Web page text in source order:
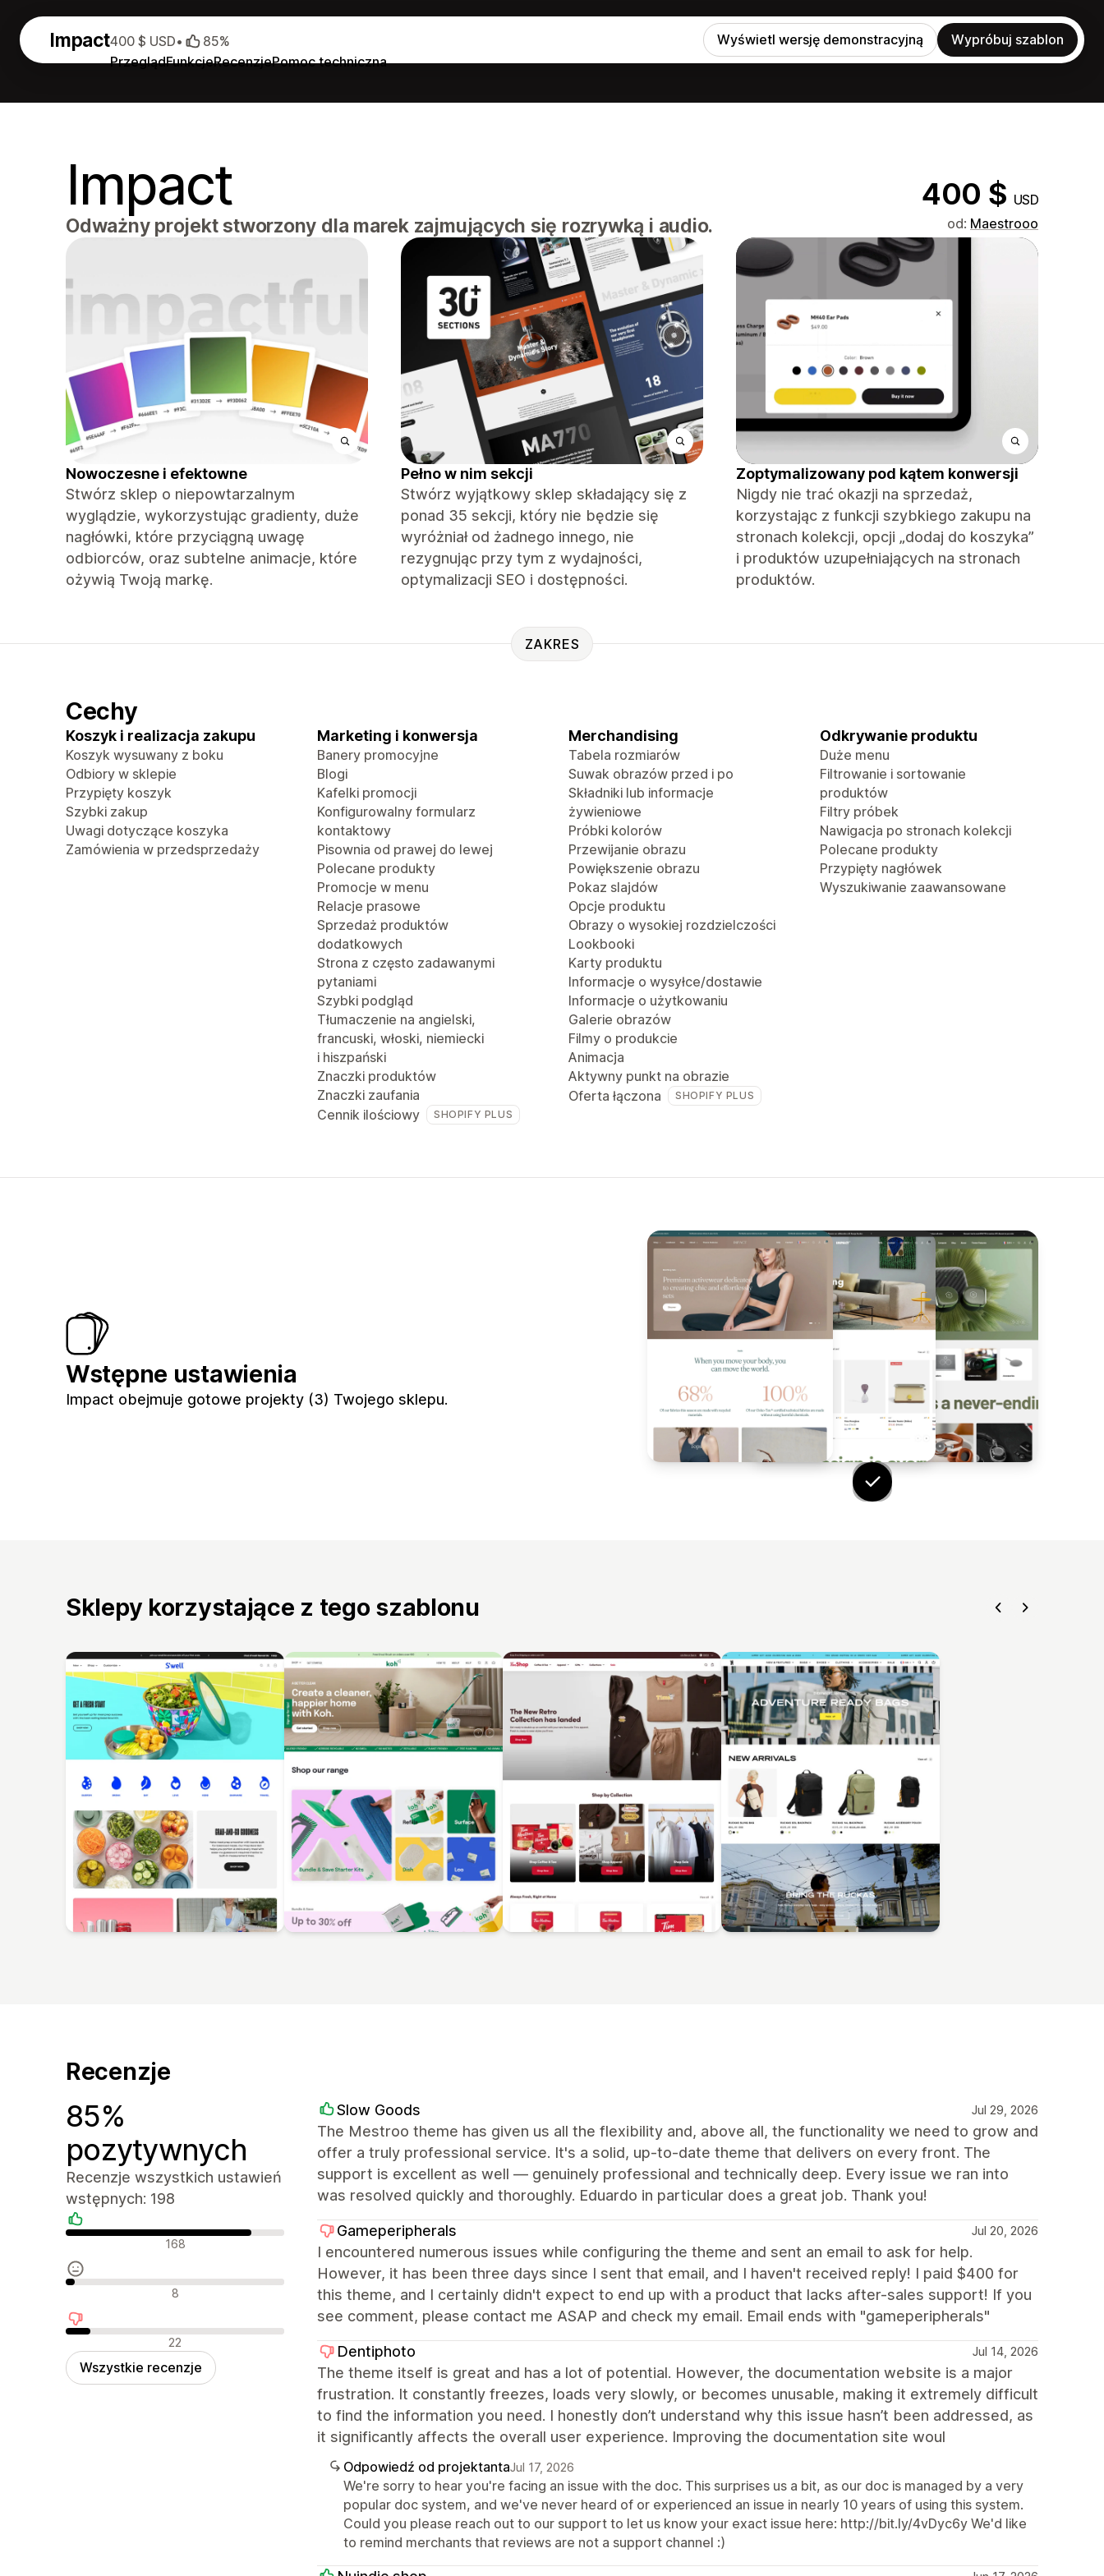
Impact
PrzeglądFunkcjeRecenzjePomoc techniczna
400 $ USD• 85% Wyświetl wersję demonstracyjną Wypróbuj szablon
Impact 400 $ USD
Odważny projekt stworzony dla marek zajmujących się rozrywką i audio. od: Maestrooo
Nowoczesne i efektowne
Stwórz sklep o niepowtarzalnym
wyglądzie, wykorzystując gradienty, duże
nagłówki, które przyciągną uwagę
odbiorców, oraz subtelne animacje, które
ożywią Twoją markę.
Pełno w nim sekcji
Stwórz wyjątkowy sklep składający się z
ponad 35 sekcji, który nie będzie się
wyróżniał od żadnego innego, nie
rezygnując przy tym z wydajności,
optymalizacji SEO i dostępności.
Zoptymalizowany pod kątem konwersji
Nigdy nie trać okazji na sprzedaż,
korzystając z funkcji szybkiego zakupu na
stronach kolekcji, opcji „dodaj do koszyka”
i produktów uzupełniających na stronach
produktów.
ZAKRES
Cechy
Koszyk i realizacja zakupu
Koszyk wysuwany z boku
Odbiory w sklepie
Przypięty koszyk
Szybki zakup
Uwagi dotyczące koszyka
Zamówienia w przedsprzedaży
Marketing i konwersja
Banery promocyjne
Blogi
Kafelki promocji
Konfigurowalny formularz
kontaktowy
Pisownia od prawej do lewej
Polecane produkty
Promocje w menu
Relacje prasowe
Sprzedaż produktów
dodatkowych
Strona z często zadawanymi
pytaniami
Szybki podgląd
Tłumaczenie na angielski,
francuski, włoski, niemiecki
i hiszpański
Znaczki produktów
Znaczki zaufania
Cennik ilościowy
SHOPIFY PLUS
Merchandising
Tabela rozmiarów
Suwak obrazów przed i po
Składniki lub informacje
żywieniowe
Próbki kolorów
Przewijanie obrazu
Powiększenie obrazu
Pokaz slajdów
Opcje produktu
Obrazy o wysokiej rozdzielczości
Lookbooki
Karty produktu
Informacje o wysyłce/dostawie
Informacje o użytkowaniu
Galerie obrazów
Filmy o produkcie
Animacja
Aktywny punkt na obrazie
Oferta łączona
SHOPIFY PLUS
Odkrywanie produktu
Duże menu
Filtrowanie i sortowanie
produktów
Filtry próbek
Nawigacja po stronach kolekcji
Polecane produkty
Przypięty nagłówek
Wyszukiwanie zaawansowane
Wstępne ustawienia
Impact obejmuje gotowe projekty (3) Twojego sklepu.
Sklepy korzystające z tego szablonu
Recenzje
85%
pozytywnych
Recenzje wszystkich ustawień
wstępnych: 198
Pozytywne recenzje
168
Neutralne recenzje
8
Negatywne recenzje
22
Wszystkie recenzje
Slow Goods Jul 29, 2026
The Mestroo theme has given us all the flexibility and, above all, the functionality we need to grow and
offer a truly professional service. It's a solid, up-to-date theme that delivers on every front. The
support is excellent as well — genuinely professional and technically deep. Every issue we ran into
was resolved quickly and thoroughly. Eduardo in particular does a great job. Thank you!
Gameperipherals Jul 20, 2026
I encountered numerous issues while configuring the theme and sent an email to ask for help.
However, it has been three days since I sent that email, and I haven't received reply! I paid $400 for
this theme, and I certainly didn't expect to end up with a product that lacks after-sales support! If you
see comment, please contact me ASAP and check my email. Email ends with "gameperipherals"
Dentiphoto Jul 14, 2026
The theme itself is great and has a lot of potential. However, the documentation website is a major
frustration. It constantly freezes, loads very slowly, or becomes unusable, making it extremely difficult
to find the information you need. I honestly don’t understand why this issue hasn’t been addressed, as
it significantly affects the overall user experience. Improving the documentation site woul
Odpowiedź od projektantaJul 17, 2026
We're sorry to hear you're facing an issue with the doc. This surprises us a bit, as our doc is managed by a very
popular doc system, and we've never heard of or experienced an issue in nearly 10 years of using this system.
Could you please reach out to our support to let us know your exact issue here: http://bit.ly/4vDyc6y We'd like
to remind merchants that reviews are not a support channel :)